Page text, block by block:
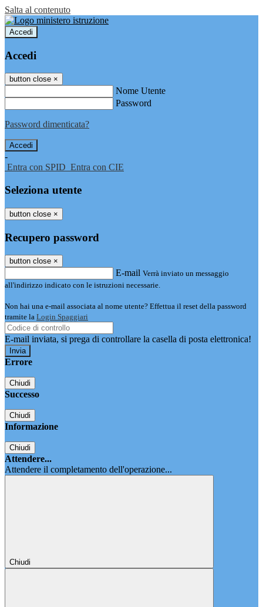
Salta al contenuto
Accedi
Accedi
button close ×
Nome Utente
Password
Password dimenticata?
-
Entra con SPID Entra con CIE
Seleziona utente
button close ×
Recupero password
button close ×
E-mail Verrà inviato un messaggio
all'indirizzo indicato con le istruzioni necessarie.
Non hai una e-mail associata al nome utente? Effettua il reset della password
tramite la Login Spaggiari
E-mail inviata, si prega di controllare la casella di posta elettronica!
Errore
Chiudi
Successo
Chiudi
Informazione
Chiudi
Attendere...
Attendere il completamento dell'operazione...
Chiudi